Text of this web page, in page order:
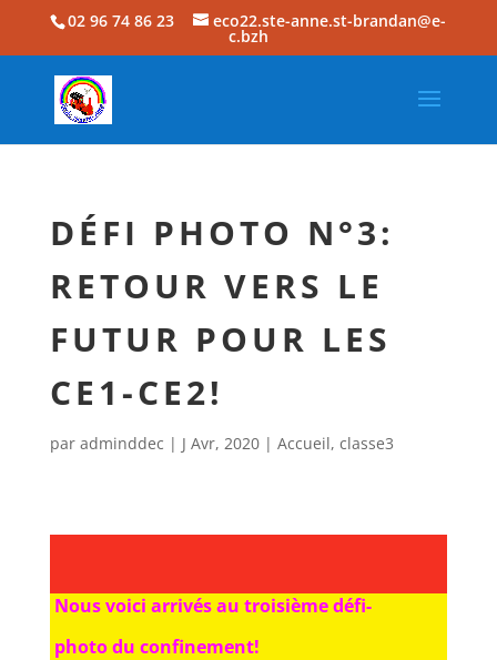
02 96 74 86 23 eco22.ste-anne.st-brandan@e-
c.bzh
DÉFI PHOTO N°3:
RETOUR VERS LE
FUTUR POUR LES
CE1-CE2!
par adminddec | J Avr, 2020| Accueil, classe3
Nous voici arrivés au troisième défi-
photodu confinement!